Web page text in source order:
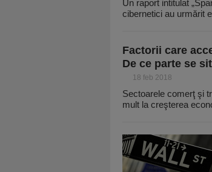
Un raport intitulat
cibernetici au urmărit
Factorii care
De ce parte se
18 feb 2018
Sectoarele comerţ şi
mult la creşterea